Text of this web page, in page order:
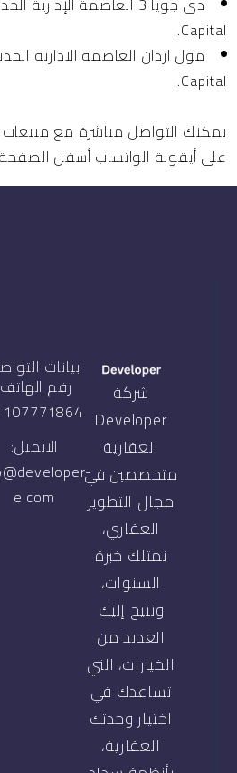
Capital.
Capital.
يمكنك التواصل مباشرة مع
على أيقونة الواتساب أسفل الصفحة
شركة
Developer
العقارية
متخصصين في
مجال التطوير
العقاري،
نمتلك خبرة
السنوات،
ونتيح إليك
العديد من
الخيارات، التي
تساعدك في
اختيار وحدتك
العقارية،
بيانات
رقم
الايميل:
e.com